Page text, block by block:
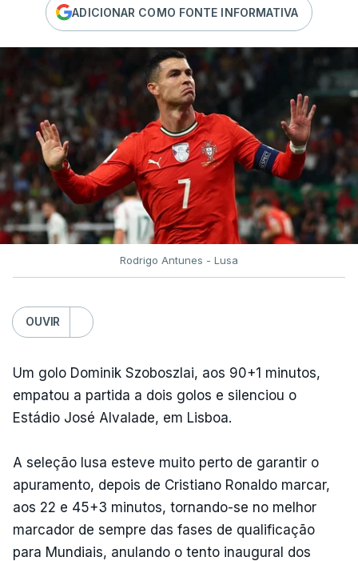
ADICIONAR COMO FONTE INFORMATIVA
Rodrigo Antunes - Lusa
OUVIR
Um golo Dominik Szoboszlai, aos 90+1 minutos,
empatou a partida a dois golos e silenciou o
Estádio José Alvalade, em Lisboa.
A seleção lusa esteve muito perto de garantir o
apuramento, depois de Cristiano Ronaldo marcar,
aos 22 e 45+3 minutos, tornando-se no melhor
marcador de sempre das fases de qualificação
para Mundiais, anulando o tento inaugural dos